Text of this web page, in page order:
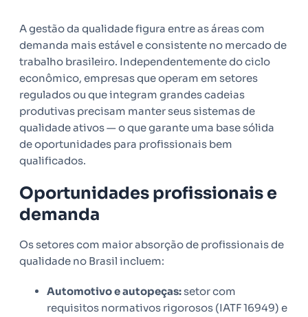
A gestão da qualidade figura entre as áreas com
demanda mais estável e consistente no mercado de
trabalho brasileiro. Independentemente do ciclo
econômico, empresas que operam em setores
regulados ou que integram grandes cadeias
produtivas precisam manter seus sistemas de
qualidade ativos — o que garante uma base sólida
de oportunidades para profissionais bem
qualificados.
Oportunidades profissionais e
demanda
Os setores com maior absorção de profissionais de
qualidade no Brasil incluem:
Automotivo e autopeças:setor com
requisitos normativos rigorosos (IATF 16949) e